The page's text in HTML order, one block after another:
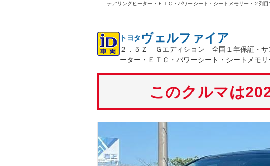
テアリングヒーター・ＥＴＣ・パワーシート・シートメモリー・２列
トヨタ ヴェルファイア
２．５Ｚ Ｇエディション 全国１年保証・サ
ーター・ＥＴＣ・パワーシート・シートメモ
このクルマは